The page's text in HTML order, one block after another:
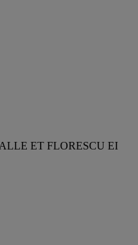
ET FLORESCU EI